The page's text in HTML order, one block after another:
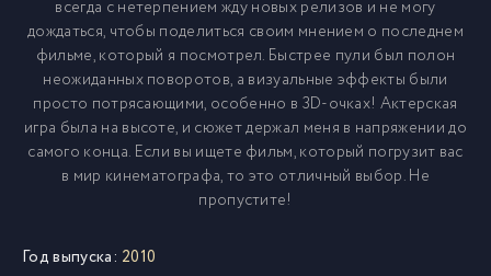
всегда с нетерпением жду новых релизов и не могу
дождаться, чтобы поделиться своим мнением о последнем
фильме, который я посмотрел. Быстрее пули был полон
неожиданных поворотов, а визуальные эффекты были
просто потрясающими, особенно в 3D-очках! Актерская
игра была на высоте, и сюжет держал меня в напряжении до
самого конца. Если вы ищете фильм, который погрузит вас
в мир кинематографа, то это отличный выбор. Не
пропустите!
Год выпуска: 2010